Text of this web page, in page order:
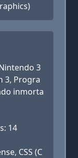
3
3, Progra
inmorta
14
CSS (C